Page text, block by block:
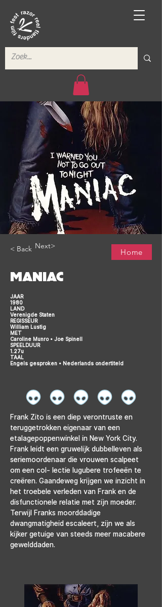
< Back Next>
Home
MANIAC
JAAR
1980
LAND
Verenigde Staten
REGISSEUR
William Lustig
MET
Caroline Munro • Joe Spinell
SPEELDUUR
1.27u
TAAL
Engels gesproken • Nederlands ondertiteld
Frank Zito is een diep verontruste en
teruggetrokken eigenaar van een
etalagepoppenwinkel in New York City.
Frank leidt een gruwelijk dubbelleven als
seriemoordenaar die vrouwen scalpeet
om een col- lectie lugubere trofeeën te
creëren. Gaandeweg krijgen we inzicht in
het troebele verleden van Frank en de
disfunctionele relatie met zijn moeder.
Terwijl Franks moorddadige
dwangmatigheid escaleert, zijn we als
kijker getuige van steeds meer macabere
gewelddaden.